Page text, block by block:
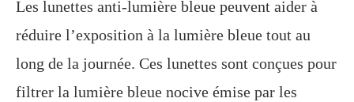
Les lunettes anti-lumière bleue peuvent aider à
réduire l’exposition à la lumière bleue tout au
long de la journée. Ces lunettes sont conçues pour
filtrer la lumière bleue nocive émise par les